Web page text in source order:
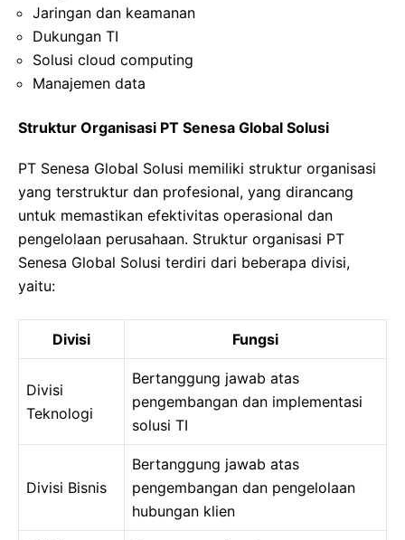
Jaringan dan keamanan
Dukungan TI
Solusi cloud computing
Manajemen data
Struktur Organisasi PT Senesa Global Solusi
PT Senesa Global Solusi memiliki struktur organisasi
yang terstruktur dan profesional, yang dirancang
untuk memastikan efektivitas operasional dan
pengelolaan perusahaan. Struktur organisasi PT
Senesa Global Solusi terdiri dari beberapa divisi,
yaitu:
Divisi Fungsi
Divisi
Teknologi
Bertanggung jawab atas
pengembangan dan implementasi
solusi TI
Divisi Bisnis
Bertanggung jawab atas
pengembangan dan pengelolaan
hubungan klien